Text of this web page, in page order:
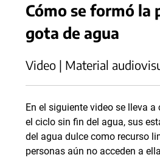
Cómo se formó la
gota de agua
Video | Material
En el siguiente video se lleva
el ciclo sin fin del agua, sus
del agua dulce como recurso
personas aún no acceden a